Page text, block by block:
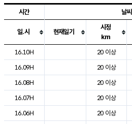
도시별 기상실황표로 지점, 날씨, 기온,
시간 날씨
일.시 현재일기
시정
km
16.10H
20 이상
16.09H
20 이상
16.08H
20 이상
16.07H
20 이상
16.06H
20 이상